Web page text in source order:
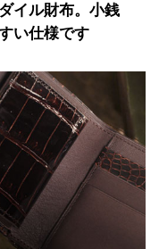
イル財布。小銭
い仕様です